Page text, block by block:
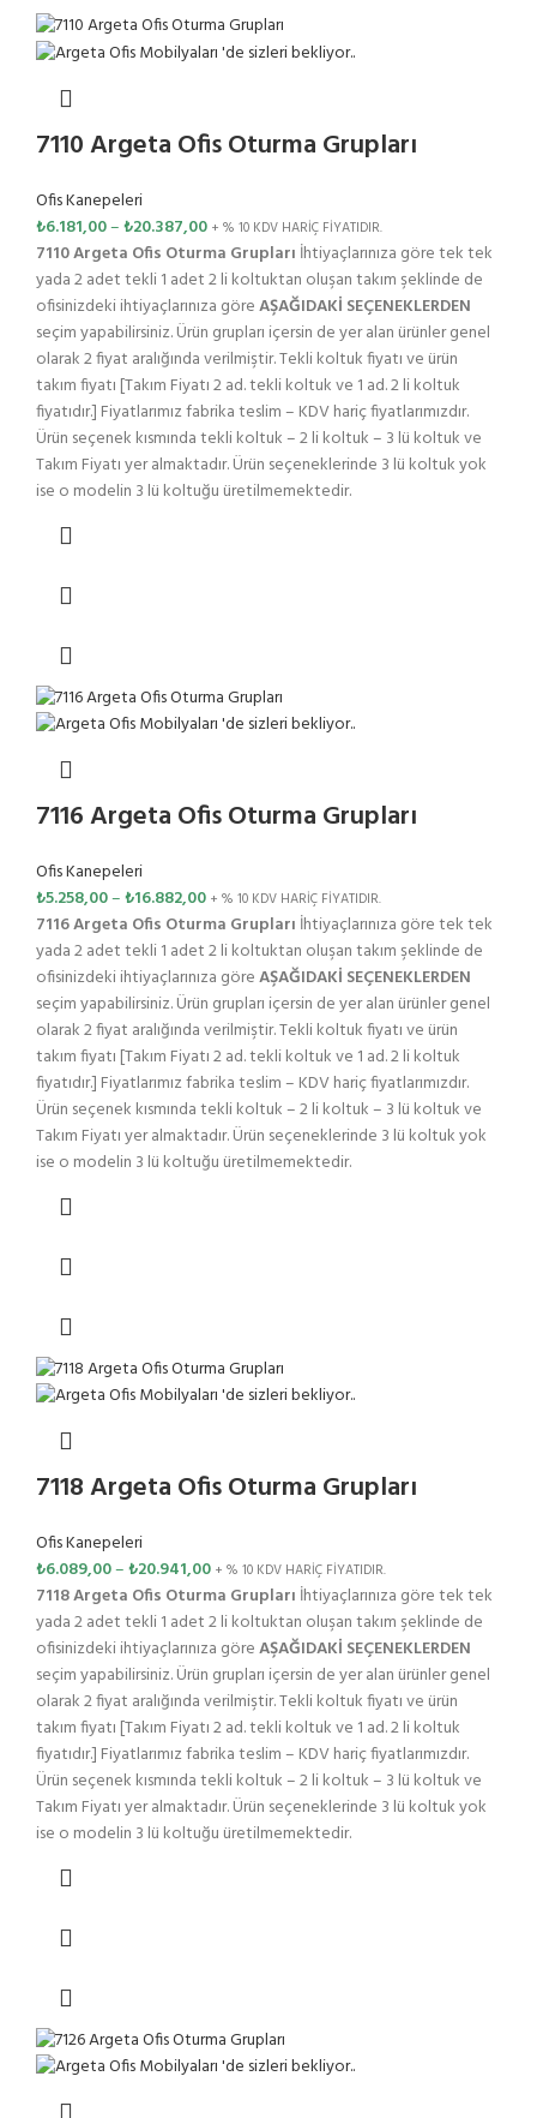
7110 Argeta Ofis Oturma Grupları
Ofis Kanepeleri
₺6.181,00–₺20.387,00 + % 10 KDV HARİÇ FİYATIDIR.
7110 Argeta Ofis Oturma Grupları İhtiyaçlarınıza göre tek tek
yada 2 adet tekli 1 adet 2 li koltuktan oluşan takım şeklinde de
ofisinizdeki ihtiyaçlarınıza göreAŞAĞIDAKİ SEÇENEKLERDEN
seçim yapabilirsiniz. Ürün grupları içersin de yer alan ürünler genel
olarak 2 fiyat aralığında verilmiştir. Tekli koltuk fiyatı ve ürün
takım fiyatı [Takım Fiyatı 2 ad. tekli koltuk ve 1 ad. 2 li koltuk
fiyatıdır.] Fiyatlarımız fabrika teslim – KDV hariç fiyatlarımızdır.
Ürün seçenek kısmında tekli koltuk – 2 li koltuk – 3 lü koltuk ve
Takım Fiyatı yer almaktadır. Ürün seçeneklerinde 3 lü koltuk yok
ise o modelin 3 lü koltuğu üretilmemektedir.
7116 Argeta Ofis Oturma Grupları
Ofis Kanepeleri
₺5.258,00–₺16.882,00 + % 10 KDV HARİÇ FİYATIDIR.
7116 Argeta Ofis Oturma Grupları İhtiyaçlarınıza göre tek tek
yada 2 adet tekli 1 adet 2 li koltuktan oluşan takım şeklinde de
ofisinizdeki ihtiyaçlarınıza göreAŞAĞIDAKİ SEÇENEKLERDEN
seçim yapabilirsiniz. Ürün grupları içersin de yer alan ürünler genel
olarak 2 fiyat aralığında verilmiştir. Tekli koltuk fiyatı ve ürün
takım fiyatı [Takım Fiyatı 2 ad. tekli koltuk ve 1 ad. 2 li koltuk
fiyatıdır.] Fiyatlarımız fabrika teslim – KDV hariç fiyatlarımızdır.
Ürün seçenek kısmında tekli koltuk – 2 li koltuk – 3 lü koltuk ve
Takım Fiyatı yer almaktadır. Ürün seçeneklerinde 3 lü koltuk yok
ise o modelin 3 lü koltuğu üretilmemektedir.
7118 Argeta Ofis Oturma Grupları
Ofis Kanepeleri
₺6.089,00–₺20.941,00 + % 10 KDV HARİÇ FİYATIDIR.
7118 Argeta Ofis Oturma Grupları İhtiyaçlarınıza göre tek tek
yada 2 adet tekli 1 adet 2 li koltuktan oluşan takım şeklinde de
ofisinizdeki ihtiyaçlarınıza göreAŞAĞIDAKİ SEÇENEKLERDEN
seçim yapabilirsiniz. Ürün grupları içersin de yer alan ürünler genel
olarak 2 fiyat aralığında verilmiştir. Tekli koltuk fiyatı ve ürün
takım fiyatı [Takım Fiyatı 2 ad. tekli koltuk ve 1 ad. 2 li koltuk
fiyatıdır.] Fiyatlarımız fabrika teslim – KDV hariç fiyatlarımızdır.
Ürün seçenek kısmında tekli koltuk – 2 li koltuk – 3 lü koltuk ve
Takım Fiyatı yer almaktadır. Ürün seçeneklerinde 3 lü koltuk yok
ise o modelin 3 lü koltuğu üretilmemektedir.